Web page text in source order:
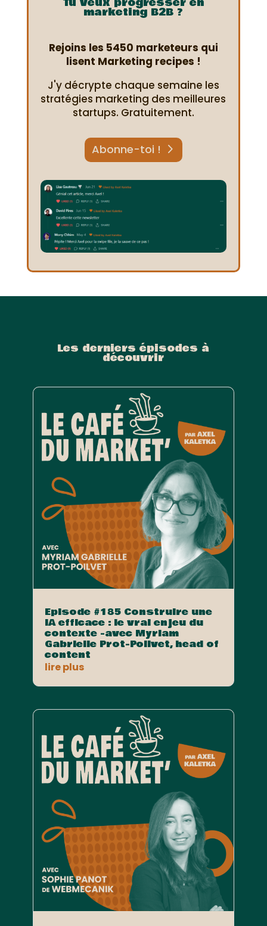
marketing B2B ?
Rejoins les 5450 marketeurs qui
lisent Marketing recipes !
J'y décrypte chaque semaine les
stratégies marketing des meilleures
startups. Gratuitement.
Abonne-toi !
Les derniers épisodes à
découvrir
Episode #185 Construire une
IA efficace : le vrai enjeu du
contexte -avec Myriam
Gabrielle Prot-Poilvet, head of
content
lire plus